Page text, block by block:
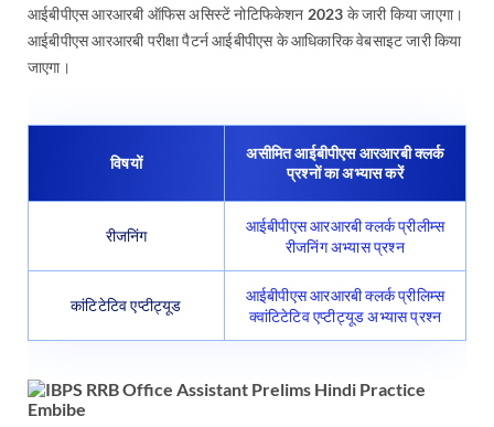
आईबीपीएस आरआरबी ऑफिस असिस्टें नोटिफिकेशन 2023 के जारी किया जाएगा।
आईबीपीएस आरआरबी परीक्षा पैटर्न आईबीपीएस के आधिकारिक वेबसाइट जारी किया
जाएगा।
विषयों
असीमित आईबीपीएस आरआरबी क्लर्क
प्रश्नों का अभ्यास करें
रीजनिंग
आईबीपीएस आरआरबी क्लर्क प्रीलीम्स
रीजनिंग अभ्यास प्रश्न
कांटिटेटिव एप्टीट्यूड
आईबीपीएस आरआरबी क्लर्क प्रीलिम्स
क्वांटिटेटिव एप्टीट्यूड अभ्यास प्रश्न